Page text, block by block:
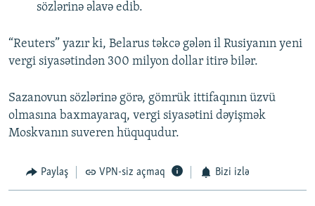
sözlərinə əlavə edib.
“Reuters” yazır ki, Belarus təkcə gələn il Rusiyanın yeni
vergi siyasətindən 300 milyon dollar itirə bilər.
Sazanovun sözlərinə görə, gömrük ittifaqının üzvü
olmasına baxmayaraq, vergi siyasətini dəyişmək
Moskvanın suveren hüququdur.
Paylaş VPN-siz açmaq Bizi izlə